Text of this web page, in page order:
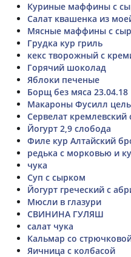
Куриные маффины с
Салат квашенка из
Мясные маффины с
Грудка кур гриль
кекс творожный с
Горячий шоколад
Яблоки печеные
Борщ без мяса 23.04.18
Макароны Фусилл
Сервелат кремлевский
Йогурт 2,9 слобода
Филе кур Алтайский
редька с морковью и
чука
Суп с сырком
Йогурт греческий с
Мюсли в глазури
СВИНИНА ГУЛЯШ
салат чука
Кальмар со
Яичница с колбасой